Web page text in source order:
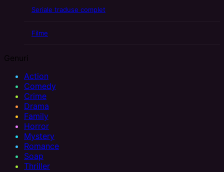
Seriale traduse complet
Filme
Genuri
Action
Comedy
Crime
Drama
Family
Horror
Mystery
Romance
Soap
Thriller